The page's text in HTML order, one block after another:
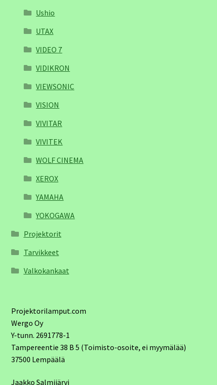
Ushio
UTAX
VIDEO 7
VIDIKRON
VIEWSONIC
VISION
VIVITAR
VIVITEK
WOLF CINEMA
XEROX
YAMAHA
YOKOGAWA
Projektorit
Tarvikkeet
Valkokankaat
Projektorilamput.com
Wergo Oy
Y-tunn. 2691778-1
Tampereentie 38 B 5 (Toimisto-osoite, ei myymälää)
37500 Lempäälä
Jaakko Salmijärvi